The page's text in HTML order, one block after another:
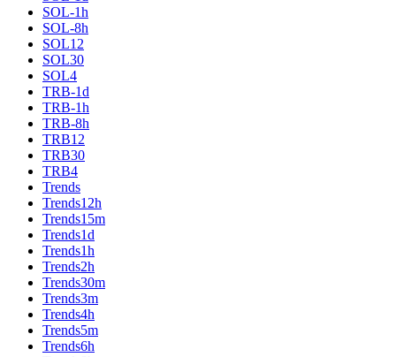
SOL-1h
SOL-8h
SOL12
SOL30
SOL4
TRB-1d
TRB-1h
TRB-8h
TRB12
TRB30
TRB4
Trends
Trends12h
Trends15m
Trends1d
Trends1h
Trends2h
Trends30m
Trends3m
Trends4h
Trends5m
Trends6h